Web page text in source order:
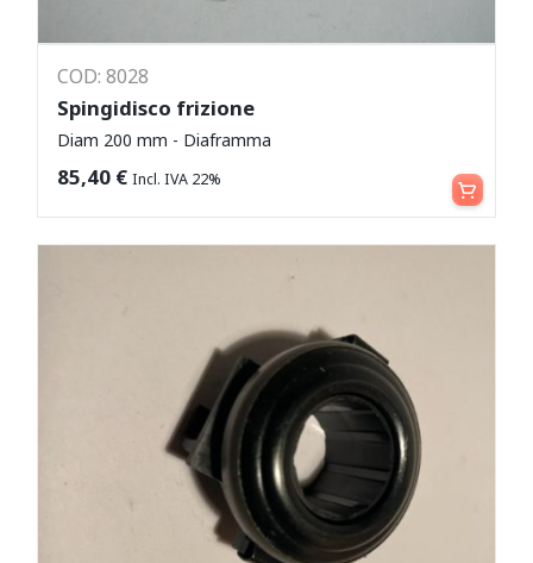
COD: 8028
Spingidisco frizione
Diam 200 mm - Diaframma
85,40 € Incl. IVA 22% Aggiungi al carrello